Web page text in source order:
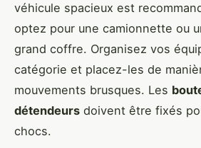
véhicule spacieux est
optez pour une camionnette ou
grand coffre. Organisez vos
catégorie et placez-les de
mouvements brusques. Les
détendeurs doivent être fixés
chocs.